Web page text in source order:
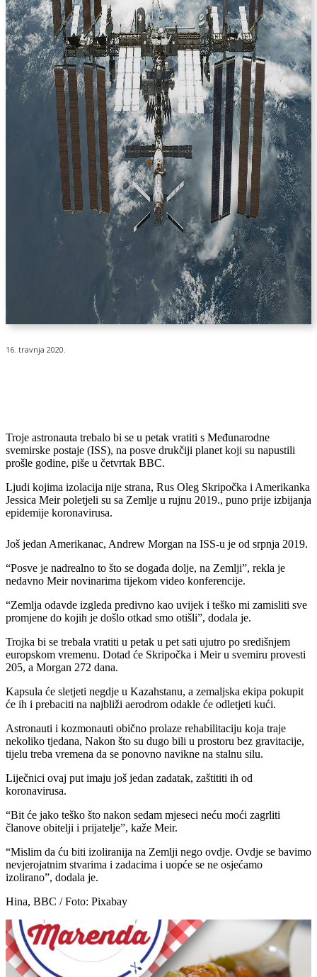
16. travnja 2020.
Troje astronauta trebalo bi se u petak vratiti s Međunarodne
svemirske postaje (ISS), na posve drukčiji planet koji su napustili
prošle godine, piše u četvrtak BBC.
Ljudi kojima izolacija nije strana, Rus Oleg Skripočka i Amerikanka
Jessica Meir poletjeli su sa Zemlje u rujnu 2019., puno prije izbijanja
epidemije koronavirusa.
Još jedan Amerikanac, Andrew Morgan na ISS-u je od srpnja 2019.
“Posve je nadrealno to što se događa dolje, na Zemlji”, rekla je
nedavno Meir novinarima tijekom video konferencije.
“Zemlja odavde izgleda predivno kao uvijek i teško mi zamisliti sve
promjene do kojih je došlo otkad smo otišli”, dodala je.
Trojka bi se trebala vratiti u petak u pet sati ujutro po središnjem
europskom vremenu. Dotad će Skripočka i Meir u svemiru provesti
205, a Morgan 272 dana.
Kapsula će sletjeti negdje u Kazahstanu, a zemaljska ekipa pokupit
će ih i prebaciti na najbliži aerodrom odakle će odletjeti kući.
Astronauti i kozmonauti obično prolaze rehabilitaciju koja traje
nekoliko tjedana, Nakon što su dugo bili u prostoru bez gravitacije,
tijelu treba vremena da se ponovno navikne na stalnu silu.
Liječnici ovaj put imaju još jedan zadatak, zaštititi ih od
koronavirusa.
“Bit će jako teško što nakon sedam mjeseci neću moći zagrliti
članove obitelji i prijatelje”, kaže Meir.
“Mislim da ću biti izoliranija na Zemlji nego ovdje. Ovdje se bavimo
nevjerojatnim stvarima i zadacima i uopće se ne osjećamo
izolirano”, dodala je.
Hina, BBC / Foto: Pixabay